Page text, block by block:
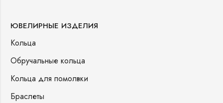
ЮВЕЛИРНЫЕ ИЗДЕЛИЯ
Кольца
Обручальные кольца
Кольца для помолвки
Браслеты